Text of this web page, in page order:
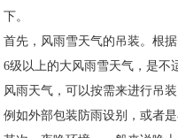
下。
首先，风雨雪天气的吊装。根
6级以上的大风雨雪天气，是不
风雨天气，可以按需来进行吊
例如外部包装防雨设别，或者